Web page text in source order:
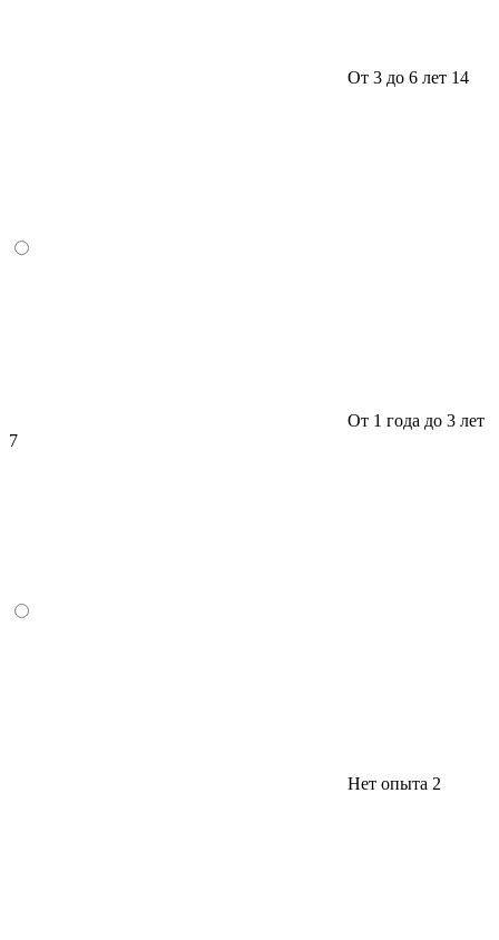
От 3 до 6 лет 14
От 1 года до 3 лет
7
Нет опыта 2